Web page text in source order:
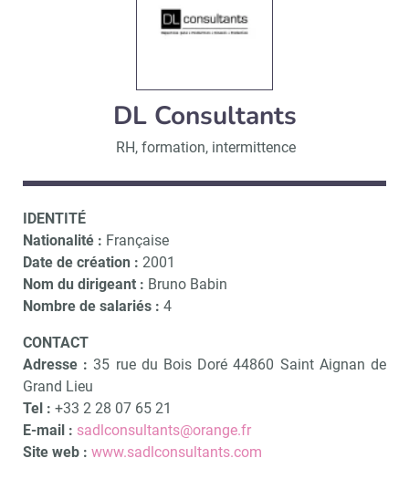
DL Consultants
RH, formation, intermittence
IDENTITÉ
Nationalité : Française
Date de création : 2001
Nom du dirigeant : Bruno Babin
Nombre de salariés : 4
CONTACT
Adresse : 35 rue du Bois Doré 44860 Saint Aignan de
Grand Lieu
Tel : +33 2 28 07 65 21
E-mail : sadlconsultants@orange.fr
Site web : www.sadlconsultants.com